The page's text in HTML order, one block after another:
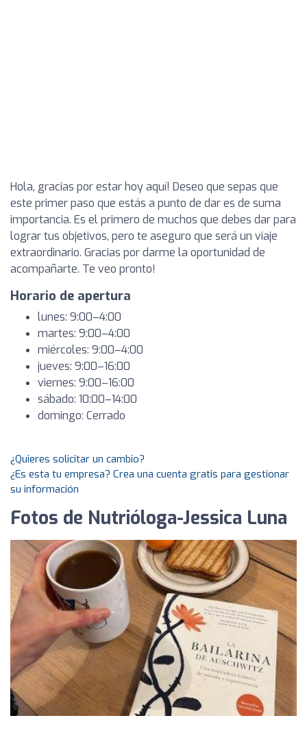
Hola, gracias por estar hoy aquí! Deseo que sepas que
este primer paso que estás a punto de dar es de suma
importancia. Es el primero de muchos que debes dar para
lograr tus objetivos, pero te aseguro que será un viaje
extraordinario. Gracias por darme la oportunidad de
acompañarte. Te veo pronto!
Horario de apertura
lunes: 9:00–4:00
martes: 9:00–4:00
miércoles: 9:00–4:00
jueves: 9:00–16:00
viernes: 9:00–16:00
sábado: 10:00–14:00
domingo: Cerrado
¿Quieres solicitar un cambio?
¿Es esta tu empresa? Crea una cuenta gratis para gestionar
su información
Fotos de Nutrióloga-Jessica Luna